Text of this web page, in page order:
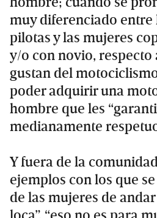
muy diferenciado entre
pilotas y las mujeres
y/o con novio, respecto
gustan del
poder adquirir una
hombre que les
medianamente
Y fuera de la
ejemplos con los que
de las mujeres de